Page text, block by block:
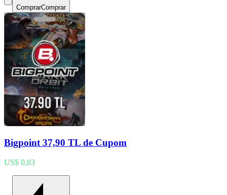
ComprarComprar
Bigpoint 37,90 TL de Cupom
US$ 0,83